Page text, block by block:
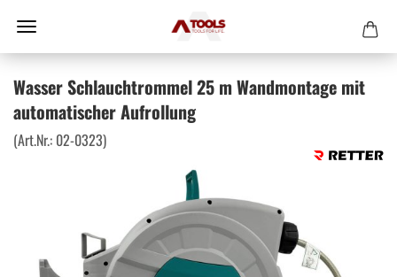
Wasser Schlauchtrommel 25 m Wandmontage mit
automatischer Aufrollung
(Art.Nr.: 02-0323)